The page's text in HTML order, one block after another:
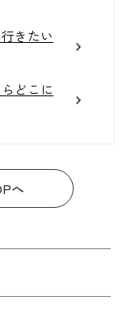
きたい
どこに
へ